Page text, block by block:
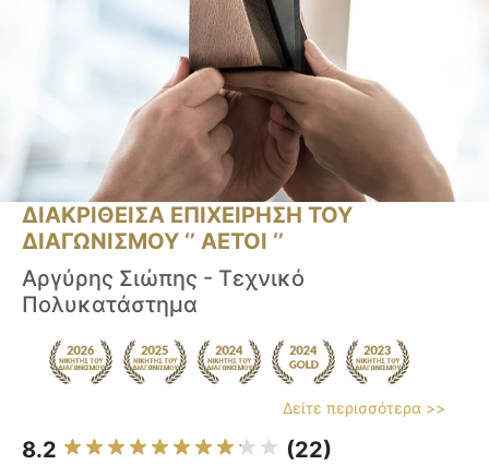
ΔΙΑΚΡΙΘΕΙΣΑ ΕΠΙΧΕΙΡΗΣΗ ΤΟΥ
ΔΙΑΓΩΝΙΣΜΟΥ ‘’ ΑΕΤΟΙ ‘’
Αργύρης Σιώπης - Τεχνικό
Πολυκατάστημα
Δείτε περισσότερα >>
8.2 (22)